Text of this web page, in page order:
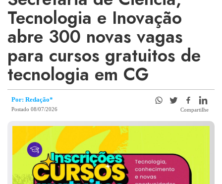
Tecnologia e Inovação
abre 300 novas vagas
para cursos gratuitos de
tecnologia em CG
Por: Redação*
Postado 08/07/2026 Compartilhe